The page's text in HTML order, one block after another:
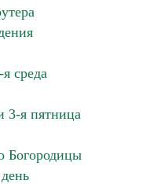
среда
3-я пятница
Богородицы